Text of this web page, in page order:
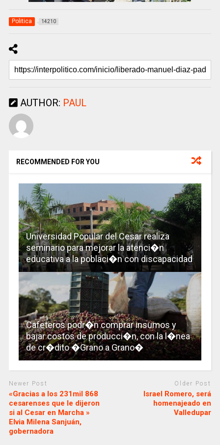
Politica 14210
AUTHOR: PAUL
RECOMMENDED FOR YOU
Universidad Popular del Cesar realiza
seminario para mejorar la atenci�n
educativa a la poblaci�n con discapacidad
Cafeteros podr�n comprar insumos y
bajar costos de producci�n, con la l�nea
de cr�dito �Grano a Grano�
Newer Post
«Gracias a los 231mil 868
cesarenses que le dijeron
si al Cesar en Marcha »
Elvia Milena Sanjuán,
gobernadora
Older Post
Israel Romero, será
homenajeado en
Valledupar